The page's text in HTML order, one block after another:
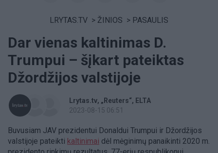
LRYTAS.TV > ŽINIOS > PASAULIS
Dar vienas kaltinimas D.
Trumpui – šįkart pateiktas
Džordžijos valstijoje
Lrytas.tv „Reuters“
ELTA
2023-08-15 06:51
Buvusiam JAV prezidentui Donaldui Trumpui ir Džordžijos
valstijoje pateikti kaltinimai dėl mėginimų panaikinti 2020 m.